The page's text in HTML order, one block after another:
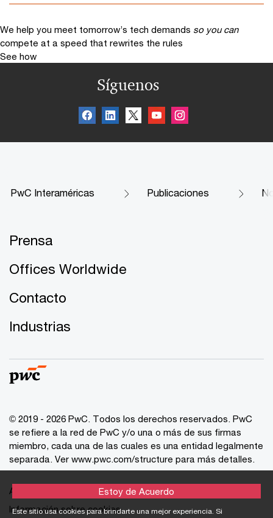
We help you meet tomorrow’s tech demands so you can
compete at a speed that rewrites the rules
See how
Síguenos
PwC Interaméricas Publicaciones
Prensa
Offices Worldwide
Contacto
Industrias
© 2019 - 2026 PwC. Todos los derechos reservados. PwC
se refiere a la red de PwC y/o una o más de sus firmas
miembro, cada una de las cuales es una entidad legalmente
separada. Ver www.pwc.com/structure para más detalles.
Aviso de Privacidad
Información sobre cookies
Este sitio usa cookies para brindarte una mejor experiencia. Si
Estoy de Acuerdo